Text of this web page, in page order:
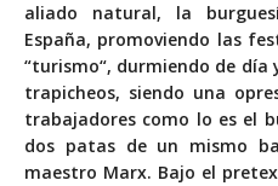
aliado natural, la
España, promoviendo las
“turismo“, durmiendo de día
trapicheos, siendo una
trabajadores como lo es el
dos patas de un mismo
maestro Marx. Bajo el